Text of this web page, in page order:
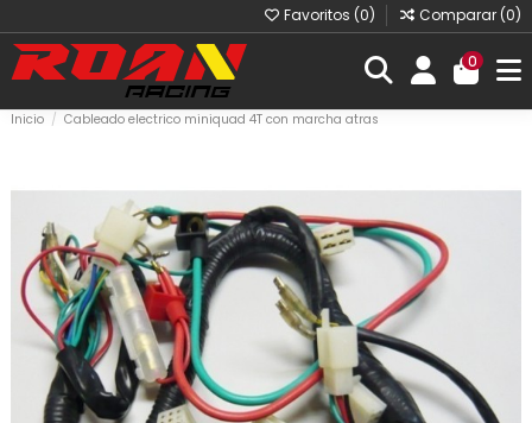
Favoritos (0) Comparar (0)
0
Inicio Cableado electrico miniquad 4T con marcha atras